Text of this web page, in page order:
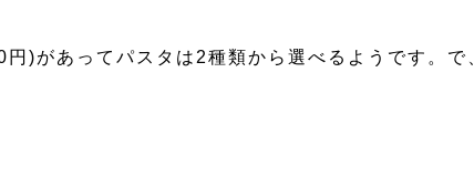
)があってパスタは2種類から選べるようです。